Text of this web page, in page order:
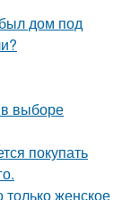
дом под
в выборе
покупать
только женское